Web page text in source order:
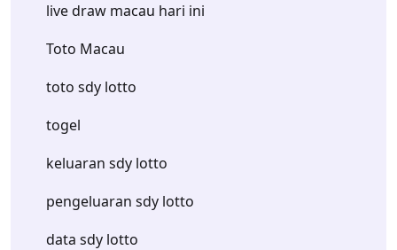
live draw macau hari ini
Toto Macau
toto sdy lotto
togel
keluaran sdy lotto
pengeluaran sdy lotto
data sdy lotto